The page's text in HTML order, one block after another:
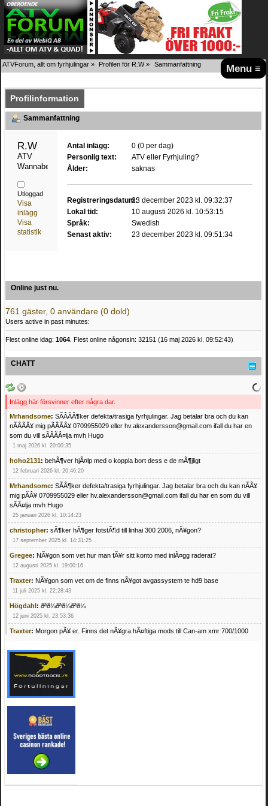
Menu ≡
ATVForum, allt om fyrhjulingar » Profilen för R.W» Sammanfattning
Profilinformation
Sammanfattning
R.W
ATV
Wannabe
Utloggad
Visa
inlägg
Visa
statistik
Antal inlägg:
0 (0 per dag)
Personlig text:
ATV eller Fyrhjuling?
Ålder:
saknas
Registreringsdatum:23 december 2023 kl. 09:32:37
Lokal tid:
10 augusti 2026 kl. 10:53:15
Språk:
Swedish
Senast aktiv:
23 december 2023 kl. 09:51:34
Online just nu.
761 gäster, 0 användare (0 dold)
Users active in past minutes:
Flest online idag: 1064 . Flest online någonsin: 32151 (16 maj 2026 kl. 09:52:43)
CHATT
Inlägg här försvinner efter några dar.
Mrhandsome: SÃÂÃÂ¶ker defekta/trasiga fyrhjulingar. Jag betalar bra och du kan
nÃÂÃÂ¥ mig pÃÂÃÂ¥ 0709955029 eller hv.alexandersson@gmail.com ifall du har en
som du vill sÃÂÃÂ¤lja mvh Hugo
1 maj 2026 kl. 20:00:35
hoho2131: behÃ¶ver hjÃ¤lp med o koppla bort dess e de mÃ¶jligt
12 februari 2026 kl. 20:46:20
Mrhandsome: SÃÂ¶ker defekta/trasiga fyrhjulingar. Jag betalar bra och du kan nÃÂ¥
mig pÃÂ¥ 0709955029 eller hv.alexandersson@gmail.com ifall du har en som du vill
sÃÂ¤lja mvh Hugo
25 januari 2026 kl. 10:14:23
christopher: sÃ¶ker hÃ¶ger fotstÃ¶d till linhai 300 2006, nÃ¥gon?
17 september 2025 kl. 14:31:25
Gregee: NÃ¥gon som vet hur man fÃ¥r sitt konto med inlÃ¤gg raderat?
12 augusti 2025 kl. 19:00:16
Traxter: NÃ¥gon som vet om de finns nÃ¥got avgassystem te hd9 base
11 juli 2025 kl. 22:28:43
Högdahl: ðªð¼ðªð¼ðªð¼
12 juni 2025 kl. 23:53:36
Traxter: Morgon pÃ¥ er. Finns det nÃ¥gra hÃ¤ftiga mods till Can-am xmr 700/1000
Mrhandsome:SÃ¶ker defekta/trasiga fyrhjulingar. Jag betalar bra och du kan nÃ¥ mig
pÃ¥ 0709955029 eller hv.alexandersson@gmail.com ifall du har en som du vill sÃ¤lja
mvh Hugo
21 februari 2025 kl. 09:25:52
Oscar5:NÃ¥gon som vet vad man kan begÃ¤ra fÃ¶r en Honda TRX 350 FE 2005
4 februari 2025 kl. 19:20:50
Oscar5:44
4 februari 2025 kl. 19:15:36
Greger59:NÃ¤gon som vet har en Cetek 500 EFI
15 januari 2025 kl. 23:49:44
Mrhandsome:SÃÂ¶ker defekta/trasiga fyrhjulingar. Jag betalar bra och du kan nÃÂ¥